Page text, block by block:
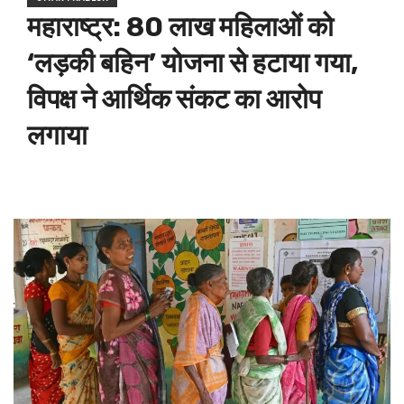
महाराष्ट्र: 80 लाख महिलाओं को
‘लड़की बहिन’ योजना से हटाया गया,
विपक्ष ने आर्थिक संकट का आरोप
लगाया